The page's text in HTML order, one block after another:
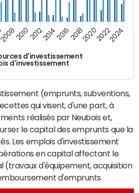
d'investissement
d'investissement
20102012201420162018202020222024
(emprunts, subventions,
qui visent, d'une part, à
réalisés par Neubois et,
le capital des emprunts que la
Les emplois d'investissement
en capital affectant le
(travaux d'équipement, acquisition
d'emprunts.